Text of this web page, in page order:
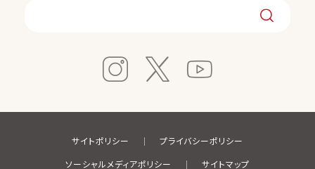
サイトポリシー
プライバシーポリシー
ソーシャルメディアポリシー
サイトマップ